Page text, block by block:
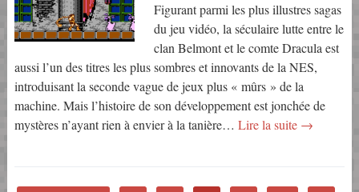
Figurant parmi les plus illustres sagas
du jeu vidéo, la séculaire lutte entre le
clan Belmont et le comte Dracula est
aussi l’un des titres les plus sombres et innovants de la NES,
introduisant la seconde vague de jeux plus « mûrs » de la
machine. Mais l’histoire de son développement est jonchée de
mystères n’ayant rien à envier à la tanière… Lire la suite →